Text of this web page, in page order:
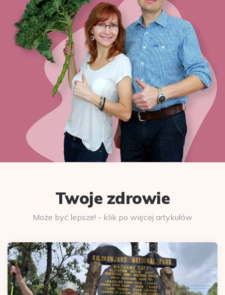
Twoje zdrowie
Może być lepsze! - klik po więcej artykułów